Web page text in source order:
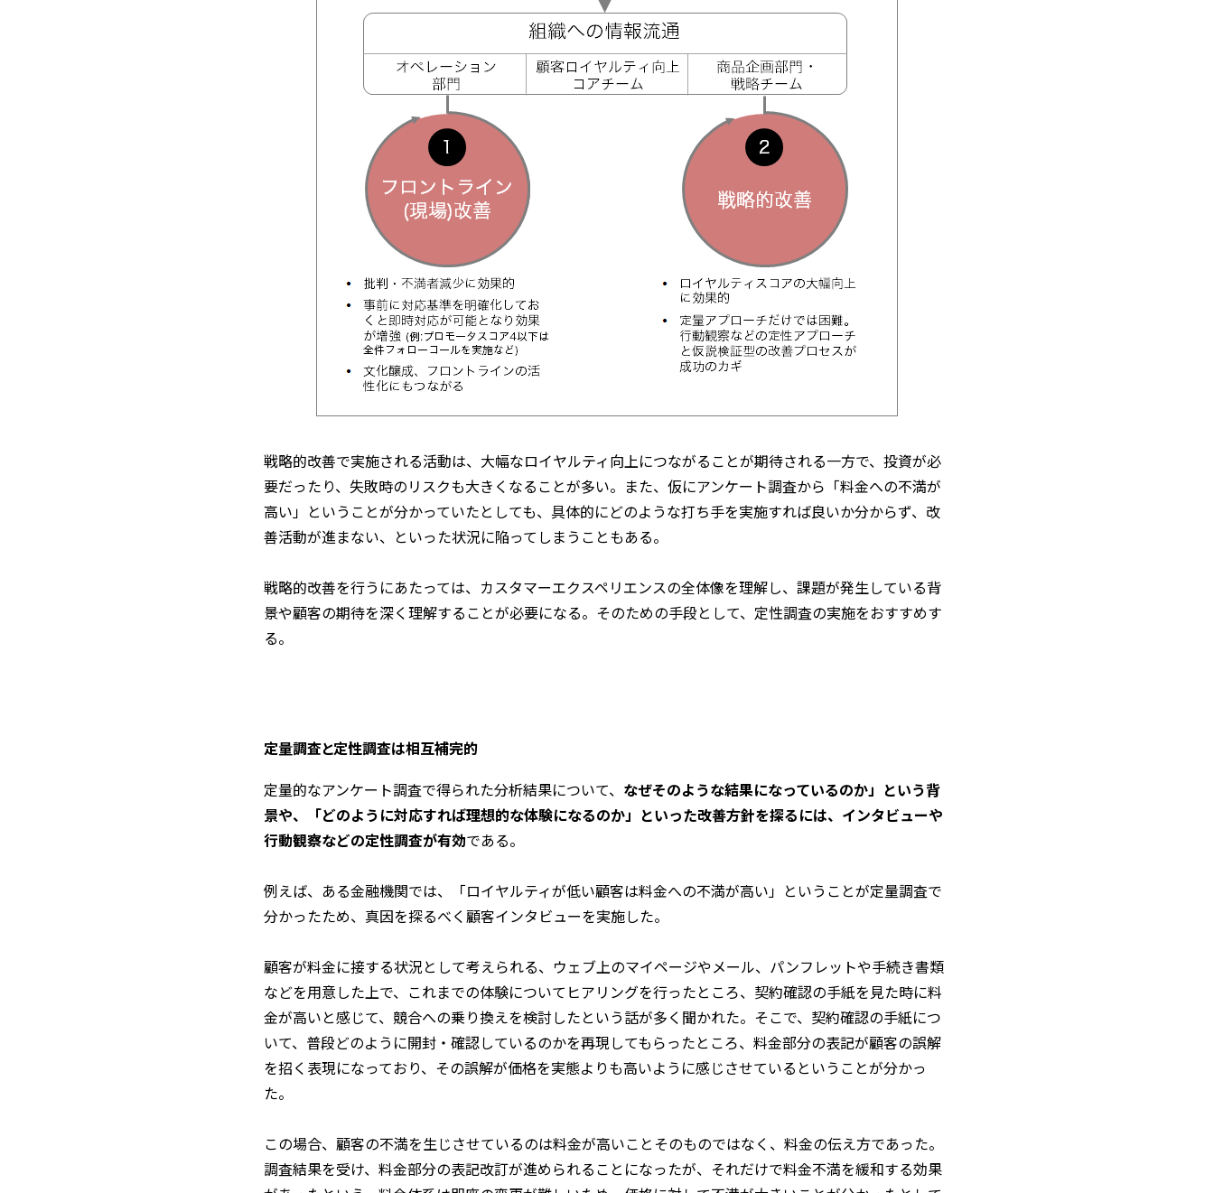
戦略的改善で実施される活動は、大幅なロイヤルティ向上につながることが期待される一方で、投資が必
要だったり、失敗時のリスクも大きくなることが多い。また、仮にアンケート調査から「料金への不満が
高い」ということが分かっていたとしても、具体的にどのような打ち手を実施すれば良いか分からず、改
善活動が進まない、といった状況に陥ってしまうこともある。
戦略的改善を行うにあたっては、カスタマーエクスペリエンスの全体像を理解し、課題が発生している背
景や顧客の期待を深く理解することが必要になる。そのための手段として、定性調査の実施をおすすめす
る。
定量調査と定性調査は相互補完的
定量的なアンケート調査で得られた分析結果について、 なぜそのような結果になっているのか」という背
景や、「どのように対応すれば理想的な体験になるのか」といった改善方針を探るには、インタビューや
行動観察などの定性調査が有効である。
例えば、ある金融機関では、「ロイヤルティが低い顧客は料金への不満が高い」ということが定量調査で
分かったため、真因を探るべく顧客インタビューを実施した。
顧客が料金に接する状況として考えられる、ウェブ上のマイページやメール、パンフレットや手続き書類
などを用意した上で、これまでの体験についてヒアリングを行ったところ、契約確認の手紙を見た時に料
金が高いと感じて、競合への乗り換えを検討したという話が多く聞かれた。そこで、契約確認の手紙につ
いて、普段どのように開封・確認しているのかを再現してもらったところ、料金部分の表記が顧客の誤解
を招く表現になっており、その誤解が価格を実態よりも高いように感じさせているということが分かっ
た。
この場合、顧客の不満を生じさせているのは料金が高いことそのものではなく、料金の伝え方であった。
調査結果を受け、料金部分の表記改訂が進められることになったが、それだけで料金不満を緩和する効果